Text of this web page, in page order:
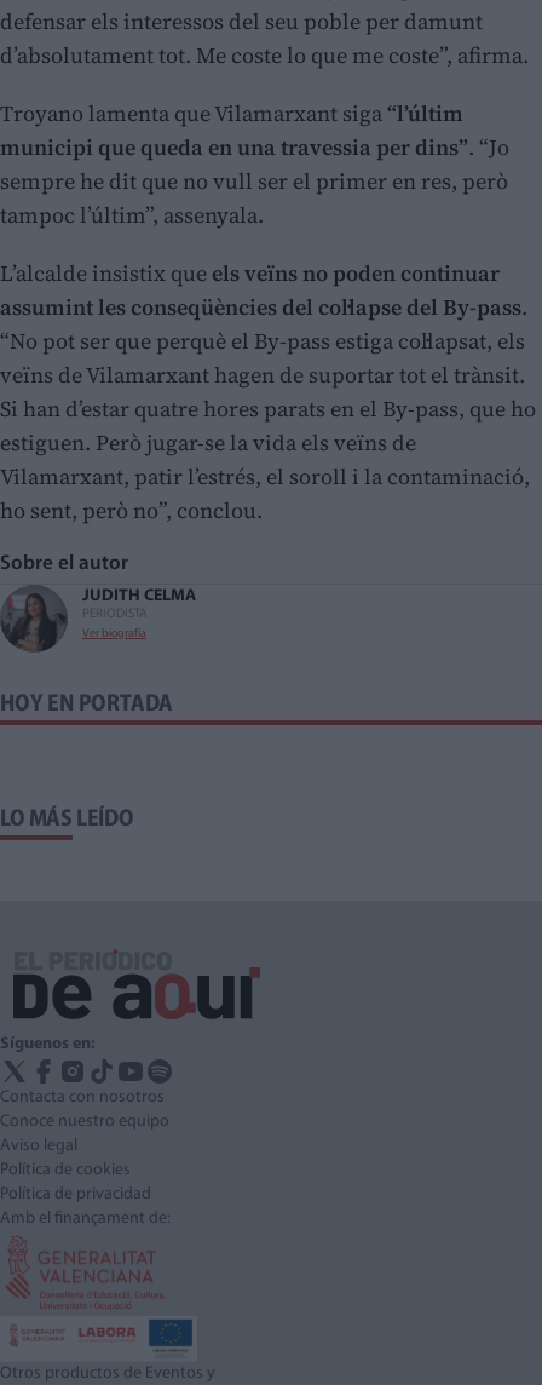
defensar els interessos del seu poble per damunt
d’absolutament tot. Me coste lo que me coste”, afirma.
Troyano lamenta que Vilamarxant siga “l’últim
municipi que queda en una travessia per dins”. “Jo
sempre he dit que no vull ser el primer en res, però
tampoc l’últim”, assenyala.
L’alcalde insistix que els veïns no poden continuar
assumint les conseqüències del col·lapse del By-pass.
“No pot ser que perquè el By-pass estiga col·lapsat, els
veïns de Vilamarxant hagen de suportar tot el trànsit.
Si han d’estar quatre hores parats en el By-pass, que ho
estiguen. Però jugar-se la vida els veïns de
Vilamarxant, patir l’estrés, el soroll i la contaminació,
ho sent, però no”, conclou.
Sobre el autor
JUDITH CELMA
PERIODISTA
Ver biografía
HOY EN PORTADA
LO MÁS LEÍDO
Síguenos en:
Contacta con nosotros
Conoce nuestro equipo
Aviso legal
Política de cookies
Política de privacidad
Amb el finançament de:
Otros productos de Eventos y